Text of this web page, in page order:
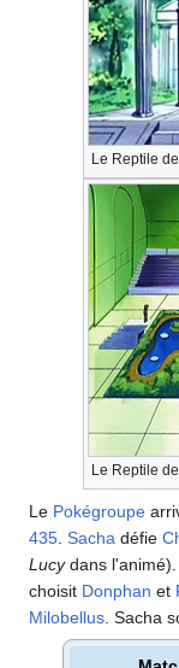
Le Reptile
Le Reptile
Le Pokégroupe
435 Sacha défie
Lucydans l'animé).
choisit Donphan et
Milobellus . Sacha